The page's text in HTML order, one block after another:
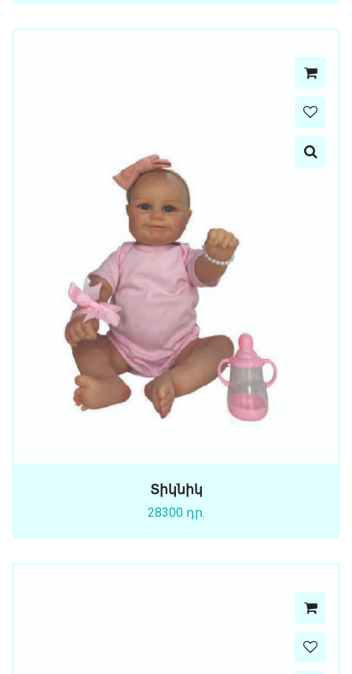
Տիկնիկ
28300 դր.